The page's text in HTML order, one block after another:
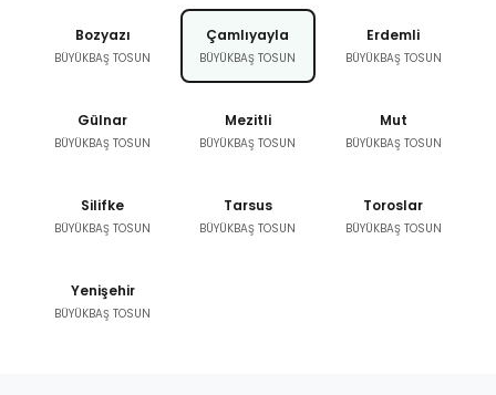
Bozyazı
BÜYÜKBAŞ TOSUN
Çamlıyayla
BÜYÜKBAŞ TOSUN
Erdemli
BÜYÜKBAŞ TOSUN
Gülnar
BÜYÜKBAŞ TOSUN
Mezitli
BÜYÜKBAŞ TOSUN
Mut
BÜYÜKBAŞ TOSUN
Silifke
BÜYÜKBAŞ TOSUN
Tarsus
BÜYÜKBAŞ TOSUN
Toroslar
BÜYÜKBAŞ TOSUN
Yenişehir
BÜYÜKBAŞ TOSUN